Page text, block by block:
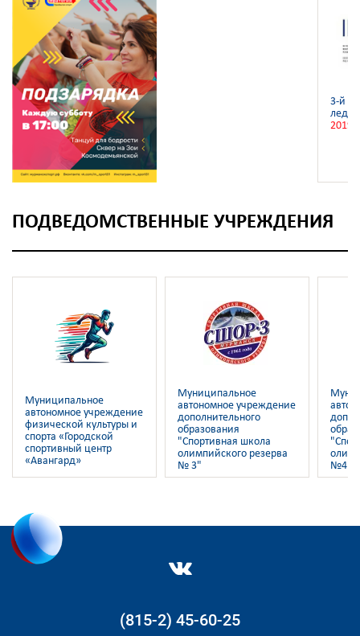
3-й
2019
ПОДВЕДОМСТВЕННЫЕ УЧРЕЖДЕНИЯ
Муниципальное
автономное учреждение
физической культуры и
спорта «Городской
спортивный центр
«Авангард»
Муниципальное
автономное учреждение
дополнительного
образования
"Спортивная школа
олимпийского резерва
№ 3"
№4"
(815-2) 45-60-25